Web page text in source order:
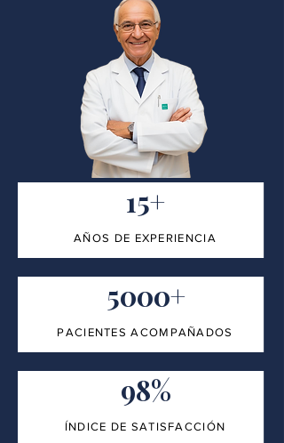
15+
AÑOS DE EXPERIENCIA
5000+
PACIENTES ACOMPAÑADOS
98%
ÍNDICE DE SATISFACCIÓN